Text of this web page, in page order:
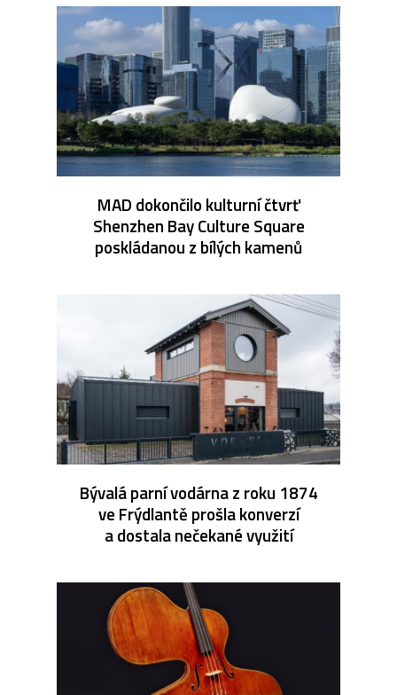
MAD dokončilo kulturní čtvrť
Shenzhen Bay Culture Square
poskládanou z bílých kamenů
Bývalá parní vodárna z roku 1874
ve Frýdlantě prošla konverzí
a dostala nečekané využití